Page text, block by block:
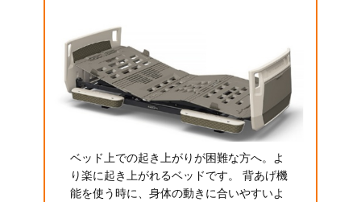
ベッド上での起き上がりが困難な方へ。よ
り楽に起き上がれるベッドです。 背あげ機
能を使う時に、身体の動きに合いやすいよ